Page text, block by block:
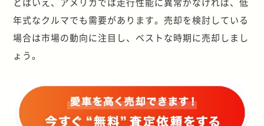
年式なクルマでも需要があります。売却を検討している
場合は市場の動向に注目し、ベストな時期に売却しまし
ょう。